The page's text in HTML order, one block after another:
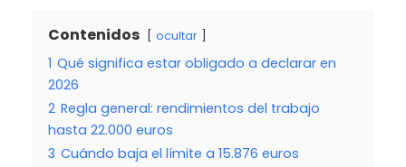
Contenidos ocultar
1 Qué significa estar obligado a declarar en
2026
2 Regla general: rendimientos del trabajo
hasta 22.000 euros
3 Cuándo baja el límite a 15.876 euros